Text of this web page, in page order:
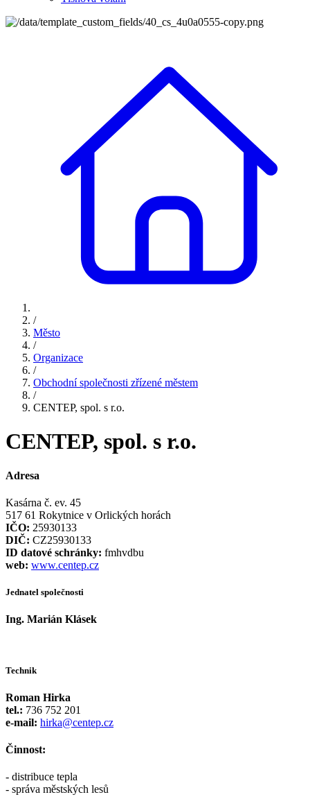
/
Město
/
Organizace
/
Obchodní společnosti zřízené městem
/
CENTEP, spol. s r.o.
CENTEP, spol. s r.o.
Adresa
Kasárna č. ev. 45
517 61 Rokytnice v Orlických horách
IČO: 25930133
DIČ: CZ25930133
ID datové schránky: fmhvdbu
web: www.centep.cz
Jednatel společnosti
Ing. Marián Klásek
Technik
Roman Hirka
tel.: 736 752 201
e-mail: hirka@centep.cz
Činnost:
- distribuce tepla
- správa městských lesů